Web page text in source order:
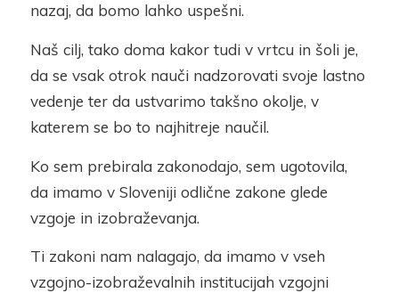
nazaj, da bomo lahko uspešni.
Naš cilj, tako doma kakor tudi v vrtcu in šoli je,
da se vsak otrok nauči nadzorovati svoje lastno
vedenje ter da ustvarimo takšno okolje, v
katerem se bo to najhitreje naučil.
Ko sem prebirala zakonodajo, sem ugotovila,
da imamo v Sloveniji odlične zakone glede
vzgoje in izobraževanja.
Ti zakoni nam nalagajo, da imamo v vseh
vzgojno-izobraževalnih institucijah vzgojni